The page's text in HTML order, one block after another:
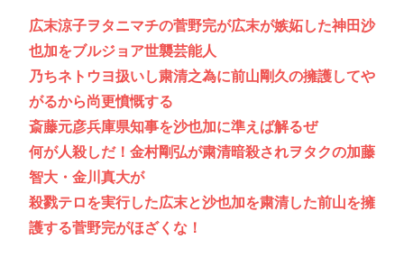
広末涼子ヲタニマチの菅野完が広末が嫉妬した神田沙
也加をブルジョア世襲芸能人
乃ちネトウヨ扱いし粛清之為に前山剛久の擁護してや
がるから尚更憤慨する
斎藤元彦兵庫県知事を沙也加に準えば解るぜ
何が人殺しだ！金村剛弘が粛清暗殺されヲタクの加藤
智大・金川真大が
殺戮テロを実行した広末と沙也加を粛清した前山を擁
護する菅野完がほざくな！